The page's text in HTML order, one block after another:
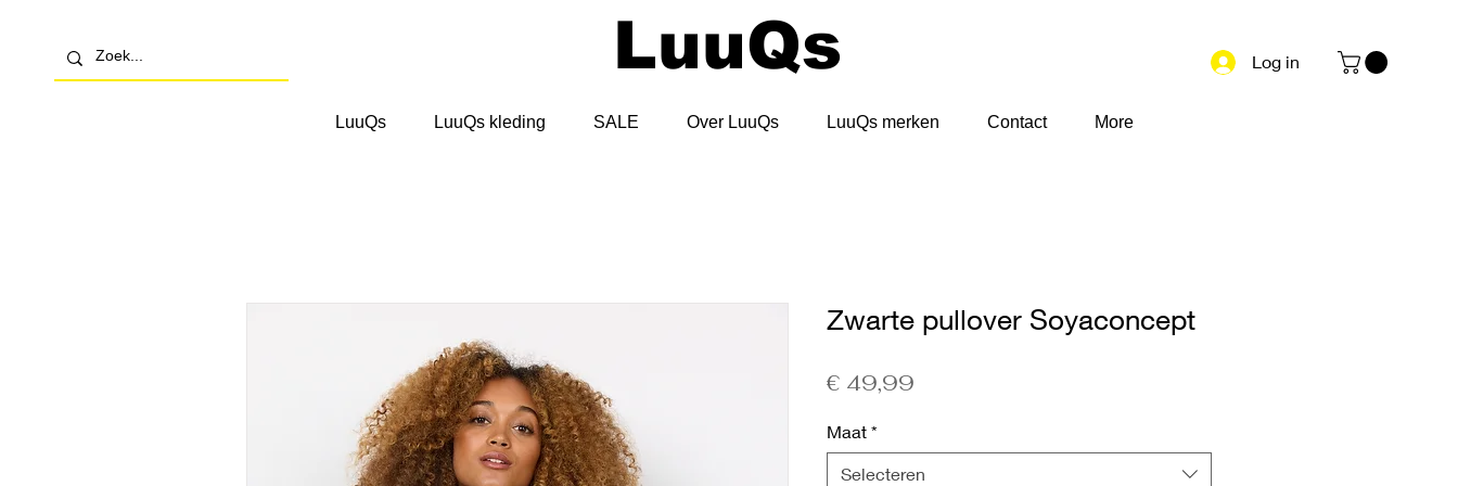
LuuQs Log in
LuuQs LuuQs kleding SALE Over LuuQs LuuQs merken Contact More
Zwarte pullover Soyaconcept
€ 49,99
Maat *
Selecteren